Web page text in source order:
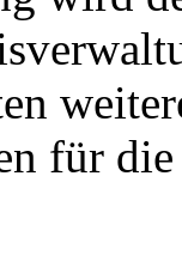
für